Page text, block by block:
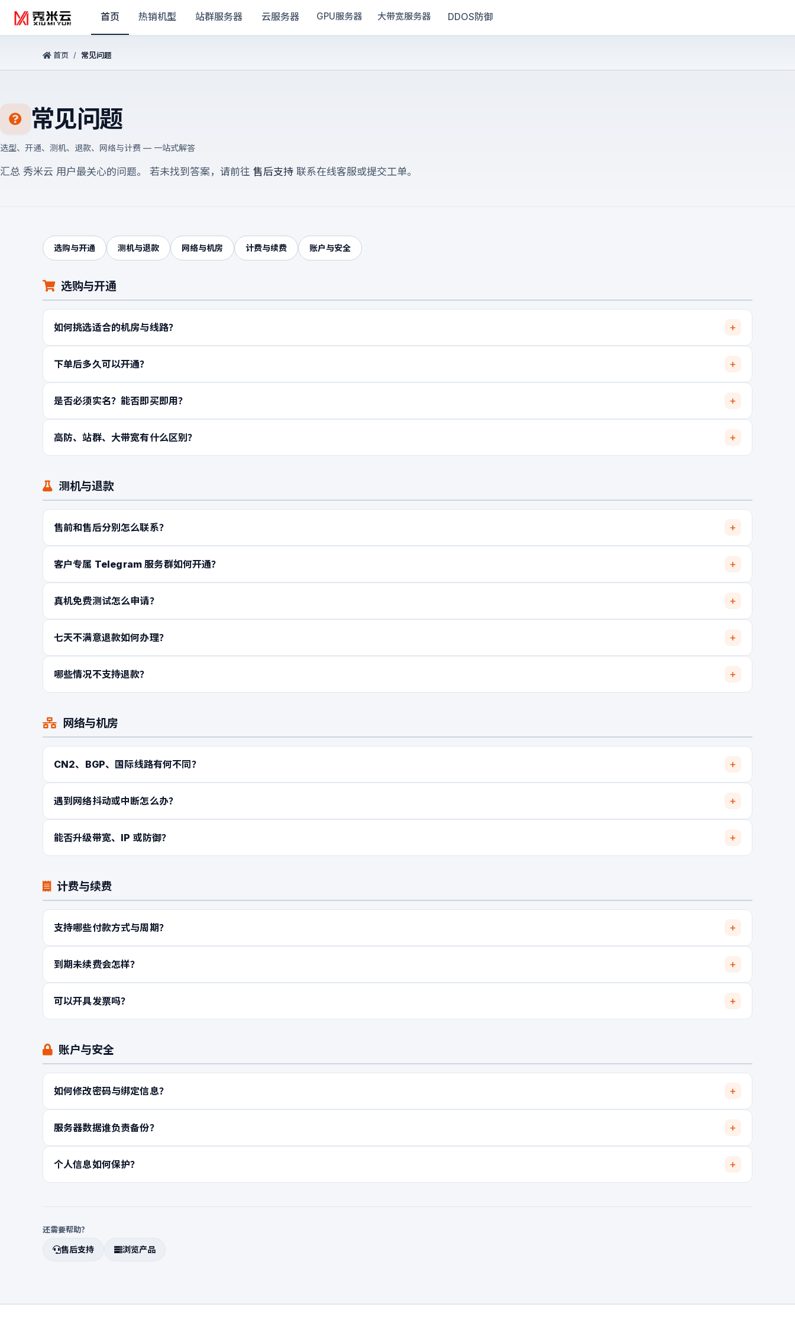
首页 热销机型 站群服务器 云服务器 GPU服务器 大带宽服务器 DDOS防御
首页 / 常见问题
常见问题
选型、开通、测机、退款、网络与计费 — 一站式解答
汇总 秀米云 用户最关心的问题。 若未找到答案，请前往 售后支持 联系在线客服或提交工单。
选购与开通 测机与退款 网络与机房 计费与续费 账户与安全
选购与开通
如何挑选适合的机房与线路？
下单后多久可以开通？
是否必须实名？能否即买即用？
高防、站群、大带宽有什么区别？
测机与退款
售前和售后分别怎么联系？
客户专属 Telegram 服务群如何开通？
真机免费测试怎么申请？
七天不满意退款如何办理？
哪些情况不支持退款？
网络与机房
CN2、BGP、国际线路有何不同？
遇到网络抖动或中断怎么办？
能否升级带宽、IP 或防御？
计费与续费
支持哪些付款方式与周期？
到期未续费会怎样？
可以开具发票吗？
账户与安全
如何修改密码与绑定信息？
服务器数据谁负责备份？
个人信息如何保护？
还需要帮助？
售后支持 浏览产品